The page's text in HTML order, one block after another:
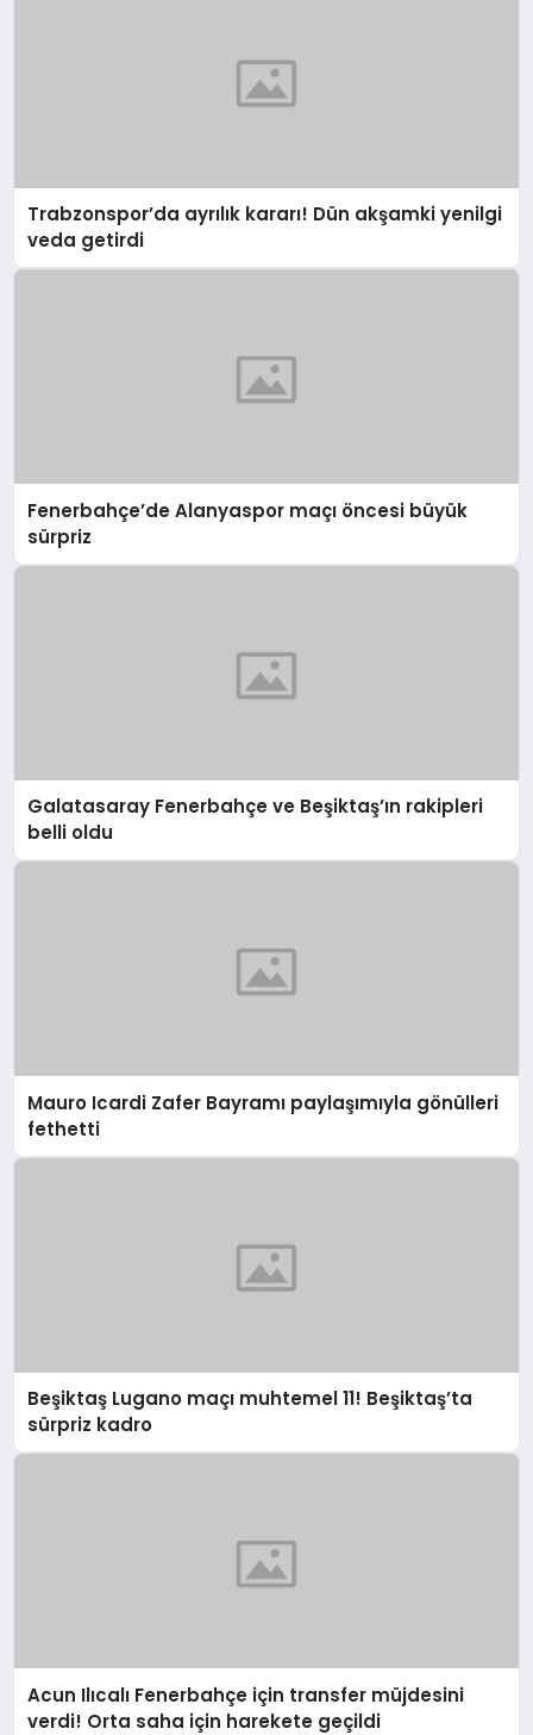
Trabzonspor’da ayrılık kararı! Dün akşamki yenilgi
veda getirdi
Fenerbahçe’de Alanyaspor maçı öncesi büyük
sürpriz
Galatasaray Fenerbahçe ve Beşiktaş’ın rakipleri
belli oldu
Mauro Icardi Zafer Bayramı paylaşımıyla gönülleri
fethetti
Beşiktaş Lugano maçı muhtemel 11! Beşiktaş’ta
sürpriz kadro
Acun Ilıcalı Fenerbahçe için transfer müjdesini
verdi! Orta saha için harekete geçildi